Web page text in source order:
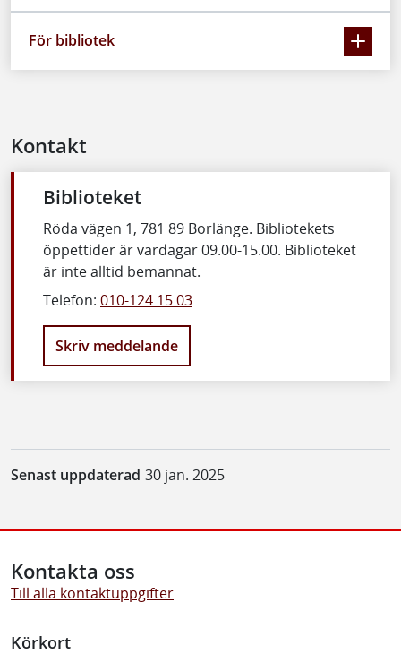
För bibliotek
Kontakt
Biblioteket
Röda vägen 1, 781 89 Borlänge. Bibliotekets
öppettider är vardagar 09.00-15.00. Biblioteket
är inte alltid bemannat.
Telefon: 010-124 15 03
Skriv meddelande
Senast uppdaterad 30 jan. 2025
Kontakta oss
Till alla kontaktuppgifter
Körkort